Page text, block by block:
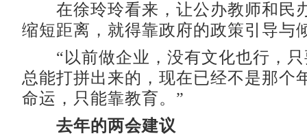
在徐玲玲看来，让公办教师和民
缩短距离，就得靠政府的政策引导与
“以前做企业，没有文化也行，只
总能打拼出来的，现在已经不是那个
命运，只能靠教育。”
去年的两会建议